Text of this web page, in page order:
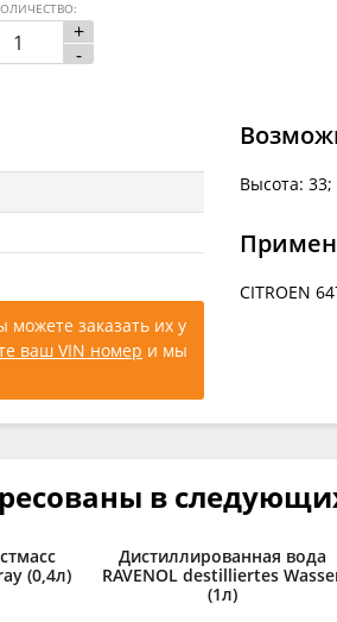
+
-
заказать их у
ваш VIN номер и мы
Высота:
CITROEN
в
(0,4л)
Дистиллированная вода
RAVENOL destilliertes
(1л)